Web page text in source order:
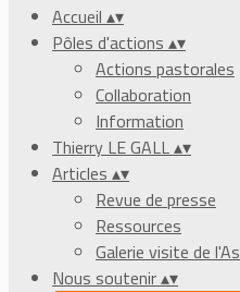
Accueil ▴▾
Pôles d'actions ▴▾
Actions pastorales
Collaboration
Information
Thierry LE GALL▴▾
Articles ▴▾
Revue de presse
Ressources
Galerie visite de
Nous soutenir▴▾